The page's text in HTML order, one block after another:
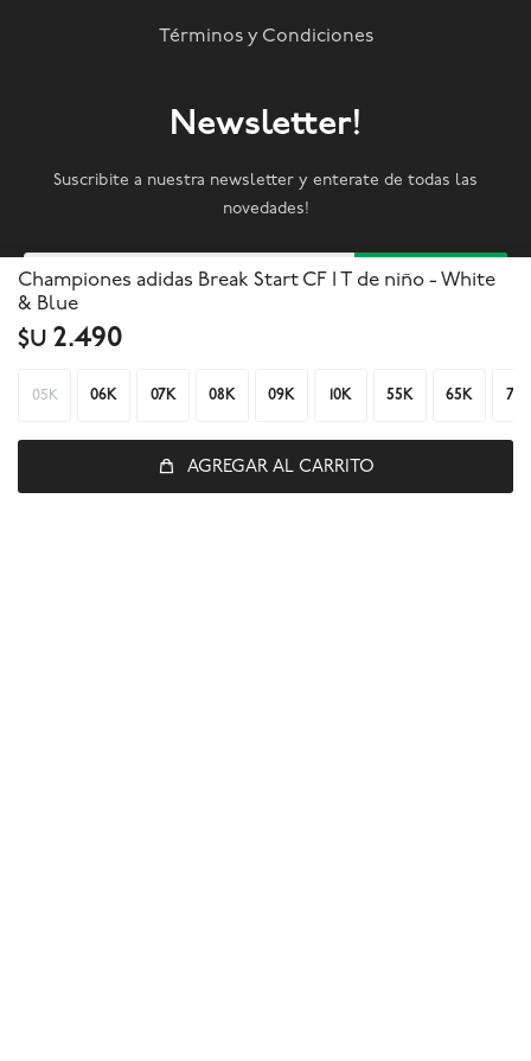
Championes adidas Break Start CF I T de niño - White
& Blue
$U 2.490
05K 06K 07K 08K 09K 10K 55K 65K 75K
AGREGAR AL CARRITO
Términos y Condiciones
Newsletter!
Suscribite a nuestra newsletter y enterate de todas las
novedades!
SUSCRIBIRME